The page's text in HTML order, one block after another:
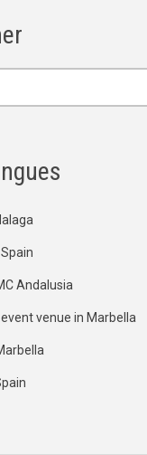
Andalusia
venue in Marbella